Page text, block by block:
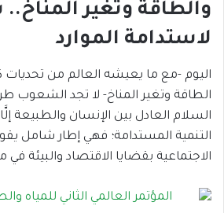
والطاقة وتغير
لاستدامة الموارد
اليوم -مع ما يعيشه العالم من تحديات
الطاقة وتغير المناخ- لا تجد الشعوب
السلام العادل بين الإنسان والطبيعة
التنمية المستدامة؛ فهي إطار شامل
الاجتماعية بقضايا الاقتصاد والبيئة